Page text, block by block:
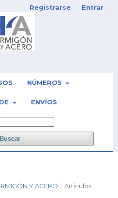
NÚMEROS
ENVÍOS
Buscar
Registrarse Entrar
Y ACERO / Artículos